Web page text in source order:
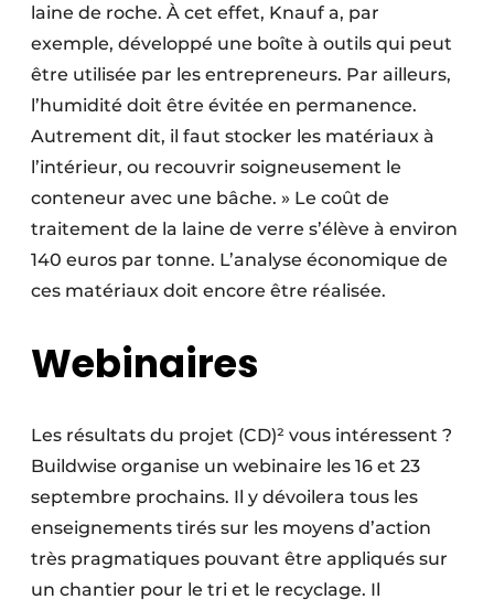
laine de roche. À cet effet, Knauf a, par
exemple, développé une boîte à outils qui peut
être utilisée par les entrepreneurs. Par ailleurs,
l’humidité doit être évitée en permanence.
Autrement dit, il faut stocker les matériaux à
l’intérieur, ou recouvrir soigneusement le
conteneur avec une bâche. » Le coût de
traitement de la laine de verre s’élève à environ
140 euros par tonne. L’analyse économique de
ces matériaux doit encore être réalisée.
Webinaires
Les résultats du projet (CD)² vous intéressent ?
Buildwise organise un webinaire les 16 et 23
septembre prochains. Il y dévoilera tous les
enseignements tirés sur les moyens d’action
très pragmatiques pouvant être appliqués sur
un chantier pour le tri et le recyclage. Il